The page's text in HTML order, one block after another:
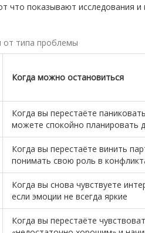
что показывают исследования и
от типа проблемы
Когда можно остановиться
Когда вы перестаёте
можете спокойно планировать
Когда вы перестаёте винить
понимать свою роль в
Когда вы снова чувствуете
если эмоции не всегда яркие
Когда вы перестаёте